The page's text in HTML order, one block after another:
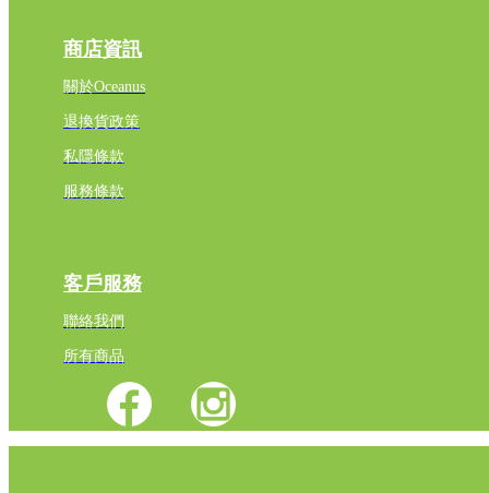
商店資訊
關於Oceanus
退換貨政策
私隱條款
服務條款
客戶服務
聯絡我們
所有商品